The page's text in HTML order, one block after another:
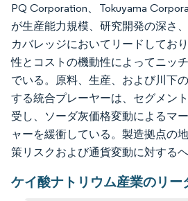
PQ Corporation、Tokuyama
が生産能力規模、研究開発の深さ
カバレッジにおいてリードしてお
性とコストの機動性によってニッ
でいる。原料、生産、および川下
する統合プレーヤーは、セグメン
受し、ソーダ灰価格変動によるマ
ャーを緩衝している。製造拠点の
策リスクおよび通貨変動に対する
ケイ酸ナトリウム産業のリー